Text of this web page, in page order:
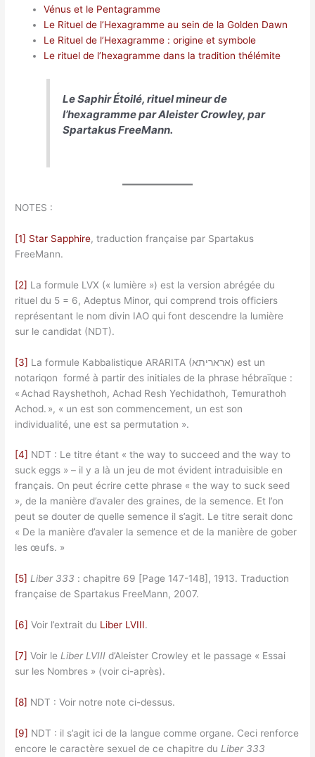
Vénus et le Pentagramme
Le Rituel de l’Hexagramme au sein de la Golden Dawn
Le Rituel de l’Hexagramme : origine et symbole
Le rituel de l’hexagramme dans la tradition thélémite
Le Saphir Étoilé, rituel mineur de
l’hexagramme par Aleister Crowley, par
Spartakus FreeMann.
NOTES :
[1] Star Sapphire, traduction française par Spartakus
FreeMann.
[2] La formule LVX (« lumière ») est la version abrégée du
rituel du 5 = 6, Adeptus Minor, qui comprend trois officiers
représentant le nom divin IAO qui font descendre la lumière
sur le candidat (NDT).
[3] La formule Kabbalistique ARARITA (אראריתא) est un
notariqon formé à partir des initiales de la phrase hébraïque :
« Achad Rayshethoh, Achad Resh Yechidathoh, Temurathoh
Achod. », « un est son commencement, un est son
individualité, une est sa permutation ».
[4] NDT : Le titre étant « the way to succeed and the way to
suck eggs » – il y a là un jeu de mot évident intraduisible en
français. On peut écrire cette phrase « the way to suck seed
», de la manière d’avaler des graines, de la semence. Et l’on
peut se douter de quelle semence il s’agit. Le titre serait donc
« De la manière d’avaler la semence et de la manière de gober
les œufs. »
[5] Liber 333 : chapitre 69 [Page 147-148], 1913. Traduction
française de Spartakus FreeMann, 2007.
[6] Voir l’extrait du Liber LVIII.
[7] Voir le Liber LVIII d’Aleister Crowley et le passage « Essai
sur les Nombres » (voir ci-après).
[8] NDT : Voir notre note ci-dessus.
[9] NDT : il s’agit ici de la langue comme organe. Ceci renforce
encore le caractère sexuel de ce chapitre du Liber 333